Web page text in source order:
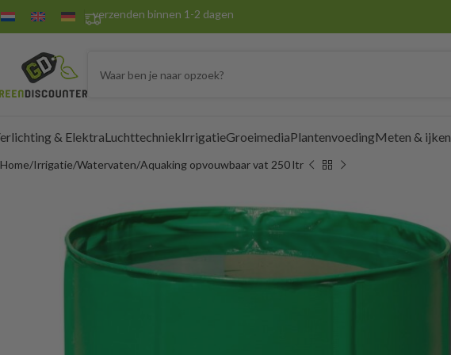
verzenden binnen 1-2 dagen
& ElektraLuchttechniekIrrigatieGroeimediaPlantenvoedingMeten & ijken
Home Irrigatie Watervaten Aquaking opvouwbaar vat 250 ltr